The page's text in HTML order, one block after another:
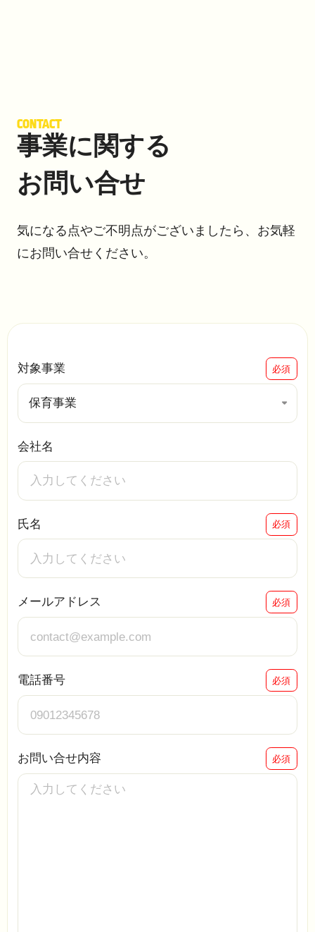
CONTACT
事業に関する
お問い合せ
気になる点やご不明点がございましたら、 お気軽
にお問い合せください。
対象事業 必須
保育事業
会社名
氏名 必須
メールアドレス 必須
電話番号 必須
お問い合せ内容 必須